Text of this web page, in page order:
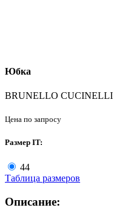
Юбка
BRUNELLO CUCINELLI
Цена по запросу
Размер IT:
44
Таблица размеров
Описание: